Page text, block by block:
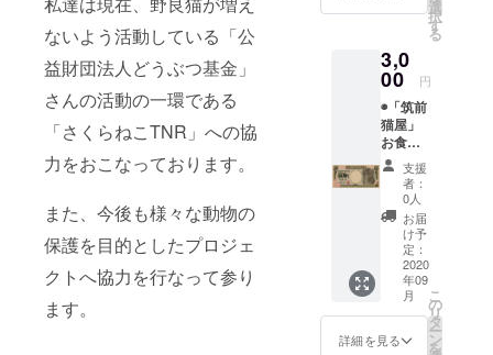
ないよう活動している「公
益財団法人どうぶつ基金」
さんの活動の一環である
「さくらねこTNR」への協
力をおこなっております。
また、今後も様々な動物の
保護を目的としたプロジェ
クトへ協力を行なって参り
ます。
状
（ニャ
ンズの
ポスト
カー
ド）を
お送り
いたし
す！！
選
択
す
る
3,0
00 円
◉「筑前
猫屋」
お食事
券4500
円分
（1,000
円券4枚
と500円
券1枚）
資金決
済法に
基づき
有効期
限：
支援
者：
0人
お届
け予
定：
2020
年09
月
詳細を見る
こ
の
リ
タ
ー
ン
を